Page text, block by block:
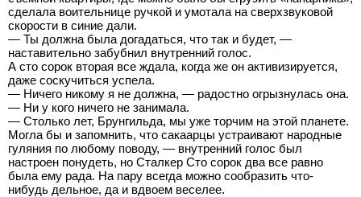
сделала воительнице ручкой и умотала на сверхзвуковой
скорости в синие дали.
— Ты должна была догадаться, что так и будет, —
наставительно забубнил внутренний голос.
А сто сорок вторая все ждала, когда же он активизируется,
даже соскучиться успела.
— Ничего никому я не должна, — радостно огрызнулась она.
— Ни у кого ничего не занимала.
— Столько лет, Брунгильда, мы уже торчим на этой планете.
Могла бы и запомнить, что сакаарцы устраивают народные
гуляния по любому поводу, — внутренний голос был
настроен понудеть, но Сталкер Сто сорок два все равно
была ему рада. На пару всегда можно сообразить что-
нибудь дельное, да и вдвоем веселее.